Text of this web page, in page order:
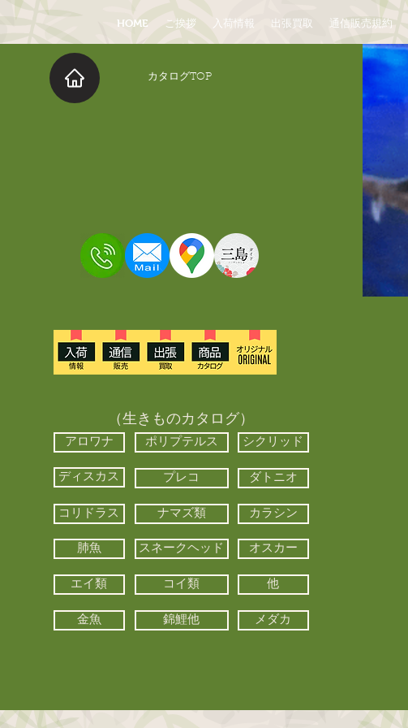
HOME ご挨拶 入荷情報 出張買取 通信販売規約
​カタログTOP
（生きものカタログ）
アロワナ ポリプテルス シクリッド
ディスカス プレコ ダトニオ
コリドラス ナマズ類 カラシン
肺魚 スネークヘッド オスカー
エイ類 コイ類 他
金魚 錦鯉他 メダカ